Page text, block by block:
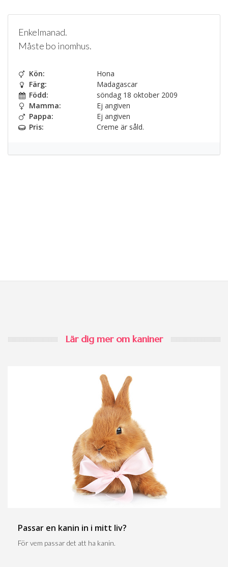
Enkelmanad.
Måste bo inomhus.
Kön:
Hona
Färg:
Madagascar
Född:
söndag 18 oktober 2009
Mamma:
Ej angiven
Pappa:
Ej angiven
Pris:
Creme är såld.
Lär dig mer om kaniner
Passar en kanin in i mitt liv?
För vem passar det att ha kanin.